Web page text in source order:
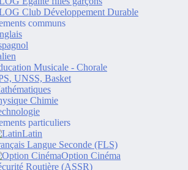
Club Développement Durable
communs
Musicale - Chorale
UNSS, Basket
Chimie
particuliers
Latin
Langue Seconde (FLS)
Option Cinéma
Routière (ASSR)